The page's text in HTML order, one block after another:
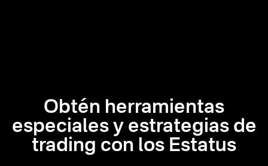
Obtén herramientas
especiales y estrategias de
trading con los Estatus